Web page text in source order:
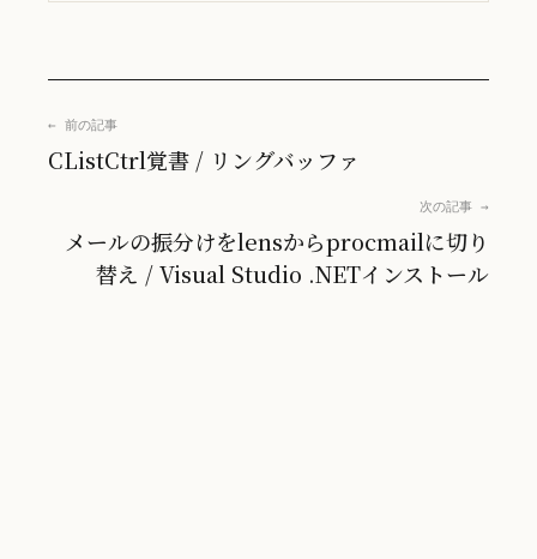
← 前の記事
CListCtrl覚書 / リングバッファ
次の記事 →
メールの振分けをlensからprocmailに切り
替え / Visual Studio .NETインストール